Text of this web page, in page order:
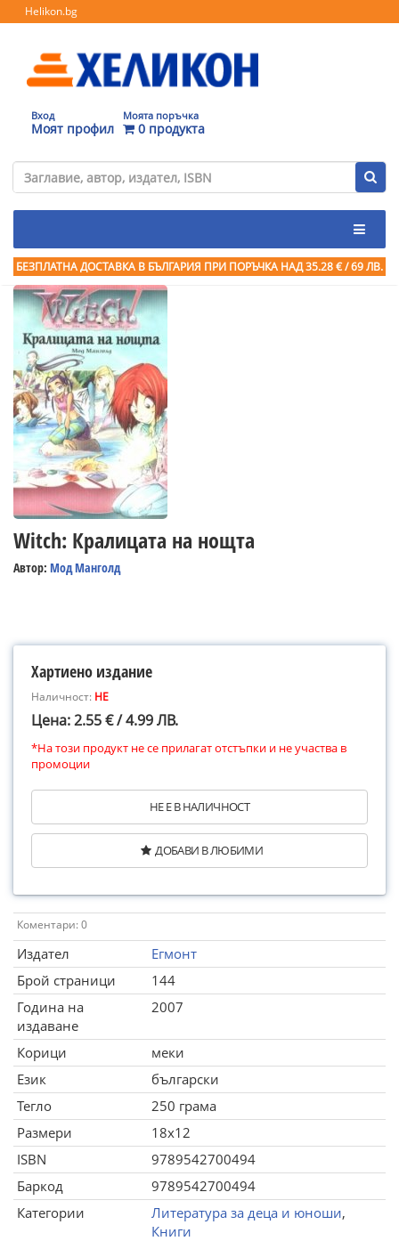
Helikon.bg
Вход
Моят профил
Моята поръчка
0 продукта
БЕЗПЛАТНА ДОСТАВКА В БЪЛГАРИЯ ПРИ ПОРЪЧКА НАД 35.28 € / 69 ЛВ.
Witch: Кралицата на нощта
Автор: Мод Манголд
Хартиено издание
Наличност: НЕ
Цена: 2.55 € / 4.99 ЛВ.
*На този продукт не се прилагат отстъпки и не участва в
промоции
НЕ Е В НАЛИЧНОСТ
ДОБАВИ В ЛЮБИМИ
Коментари: 0
Издател
Егмонт
Брой страници
144
Година на
издаване
2007
Корици
меки
Език
български
Тегло
250 грама
Размери
18x12
ISBN
9789542700494
Баркод
9789542700494
Категории
Литература за деца и юноши,
Книги